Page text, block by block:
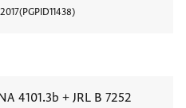
2017 PGPID11438
4101.3b + JRL B 7252